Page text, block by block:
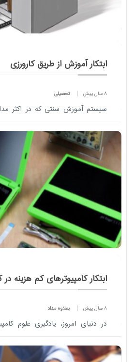
ابتکار آموزش از طریق کارورزی
8 سال پیش تحصیلی
سیستم آموزش سنتی که در اکثر
جدید با درنظر گرفتن انگیزه و
در رو...
ابتکار کامپیوترهای کم هزینه
8 سال پیش بعلاوه مداد
در دنیای امروز، یادگیری علوم
فقدان معلمان مجرب در این
مدارس احساس...